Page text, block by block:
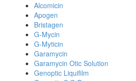
Alcomicin
Apogen
Bristagen
G-Mycin
G-Myticin
Garamycin
Garamycin Otic Solution
Genoptic Liquifilm